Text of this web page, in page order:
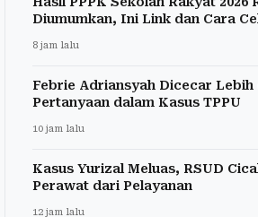
Diumumkan, Ini Link dan Cara
8 jam lalu
Febrie Adriansyah Dicecar Lebih
Pertanyaan dalam Kasus TPPU
10 jam lalu
Kasus Yurizal Meluas, RSUD
Perawat dari Pelayanan
12 jam lalu